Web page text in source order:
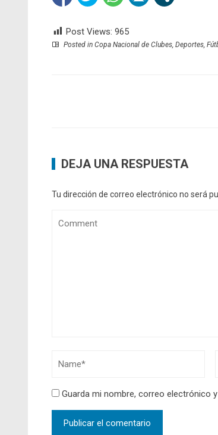
Post Views: 965
Posted in Copa Nacional de Clubes, Deportes,
DEJA UNA RESPUESTA
Tu dirección de correo electrónico no será
Guarda mi nombre, correo electrónico